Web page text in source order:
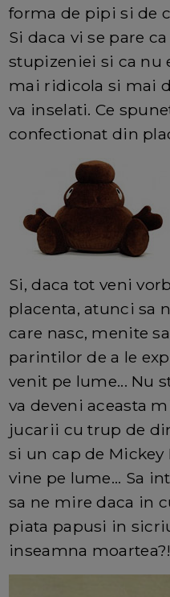
forma de pipi si de
Si daca vi se pare
stupizeniei si ca nu
mai ridicola si mai
va inselati. Ce
confectionat din
Si, daca tot veni
placenta, atunci sa
care nasc, menite
parintilor de a le
venit pe lume... Nu
va deveni aceasta
jucarii cu trup de
si un cap de
vine pe lume... Sa
sa ne mire daca in
piata papusi in
inseamna moartea?!